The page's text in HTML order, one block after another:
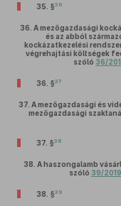
35. §36
36. A mezőgazdasági
és az abból
kockázatkezelési
végrehajtási költségek
szóló 36/
36. §37
37. A mezőgazdasági és
mezőgazdasági
37. §38
38. A haszongalamb
szóló 39/
38. §39